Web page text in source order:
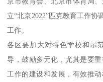
立“北京2022”匹克教育工作
工作。
各区要加大对特色学校和示
导，鼓励多元化，尤其是要
工作的建设和发展，有效推